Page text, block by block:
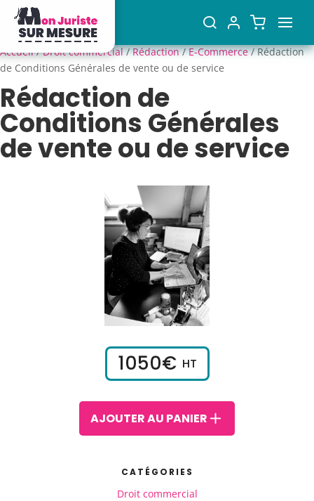
Accueil/Droit commercial/Rédaction/E-Commerce/ Rédaction
de Conditions Générales de vente ou de service
Rédaction de
Conditions Générales
de vente ou de service
1050€ HT
AJOUTER AU PANIER
CATÉGORIES
Droit commercial